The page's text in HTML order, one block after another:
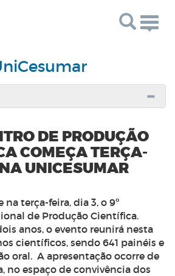
DE PRODUÇÃO
COMEÇA TERÇA-
UNICESUMAR
terça-feira, dia 3, o 9º
de Produção Científica.
anos, o evento reunirá nesta
científicos, sendo 641 painéis e
oral. A apresentação ocorre de
no espaço de convivência dos